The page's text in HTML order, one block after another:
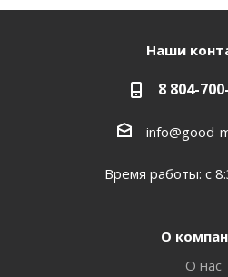
Наши
8 804-
info@good-
Время работы: с
О
О нас